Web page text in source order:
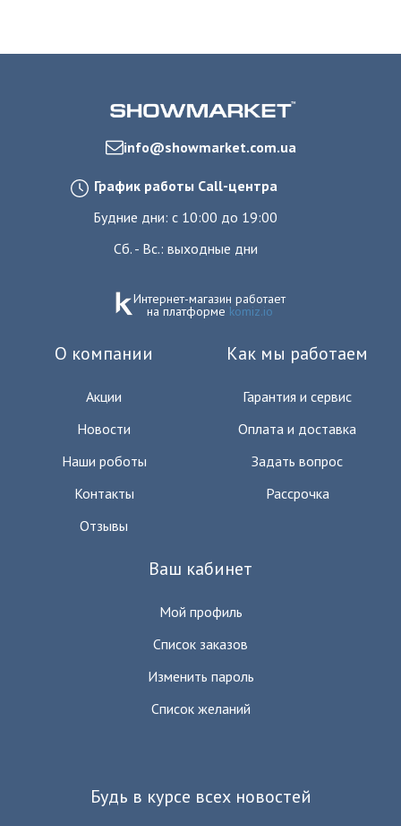
info@showmarket.com.ua
График работы Call-центра
Будние дни: с 10:00 до 19:00
Сб. - Вс.: выходные дни
Интернет-магазин работает
на платформе komiz.io
О компании
Акции
Новости
Наши роботы
Контакты
Отзывы
Как мы работаем
Гарантия и сервис
Оплата и доставка
Задать вопрос
Рассрочка
Ваш кабинет
Мой профиль
Список заказов
Изменить пароль
Список желаний
Будь в курсе всех новостей